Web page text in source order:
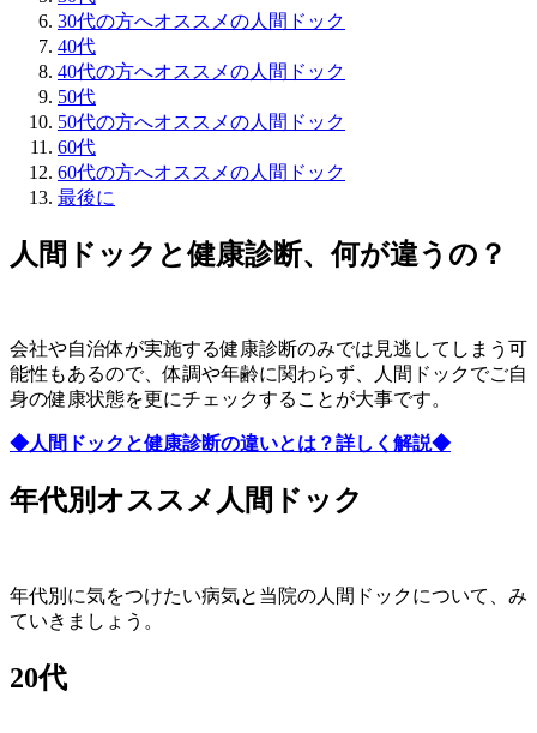
30代の方へオススメの人間ドック
40代
40代の方へオススメの人間ドック
50代
50代の方へオススメの人間ドック
60代
60代の方へオススメの人間ドック
最後に
人間ドックと健康診断、何が違うの？
会社や自治体が実施する健康診断のみでは見逃してしまう可
能性もあるので、体調や年齢に関わらず、人間ドックでご自
身の健康状態を更にチェックすることが大事です。
◆人間ドックと健康診断の違いとは？詳しく解説◆
年代別オススメ人間ドック
年代別に気をつけたい病気と当院の人間ドックについて、み
ていきましょう。
20代